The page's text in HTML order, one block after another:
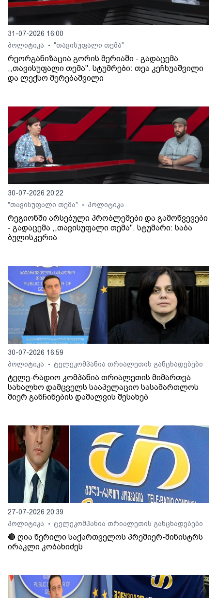
31-07-2026 16:00
პოლიტიკა
• "თავისუფალი თემა"
რეორგანიზაცია გორის მერიაში - გადაცემა
,,თავისუფალი თემა". სტუმრები: თეა კეჩხუაშვილი
და ლექსო მერებაშვილი
30-07-2026 20:22
"თავისუფალი თემა"
• პოლიტიკა
რეგიონში არსებული პრობლემები და გამოწვევები
- გადაცემა ,,თავისუფალი თემა". სტუმარი: საბა
ბულისკერია
30-07-2026 16:59
პოლიტიკა
• ტელეკომპანია თრიალეთის განცხადებები
ტელე-რადიო კომპანია თრიალეთის მიმართვა
სახალხო დამცველს სააპელაციო სასამართლოს
მიერ განჩინების დამალვის შესახებ
27-07-2026 20:39
პოლიტიკა
• ტელეკომპანია თრიალეთის განცხადებები
🔴 ღია წერილი საქართველოს პრემიერ-მინისტრს
ირაკლი კობახიძეს